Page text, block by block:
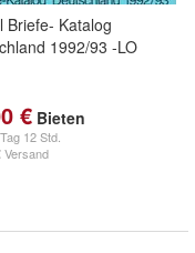
Briefe- Katalog
1992/93 -LO
€ Bieten
12 Std.
Versand